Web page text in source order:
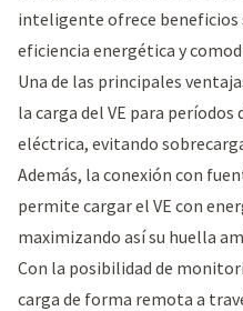
inteligente ofrece
eficiencia energética y
Una de las principales
la carga del VE para
eléctrica, evitando
Además, la conexión con
permite cargar el VE con
maximizando así su huella
Con la posibilidad de
carga de forma remota a